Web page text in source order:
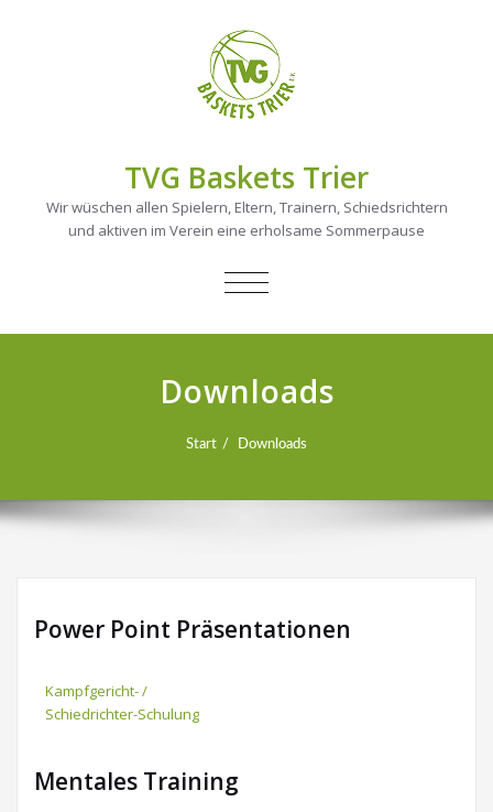
TVG Baskets Trier
Wir wüschen allen Spielern, Eltern, Trainern, Schiedsrichtern
und aktiven im Verein eine erholsame Sommerpause
NAVIGATION
Downloads
Start Downloads
Power Point Präsentationen
Kampfgericht- /
Schiedrichter-Schulung
Mentales Training